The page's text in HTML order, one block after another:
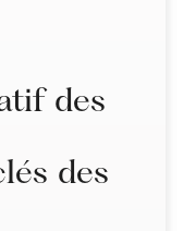
des
des